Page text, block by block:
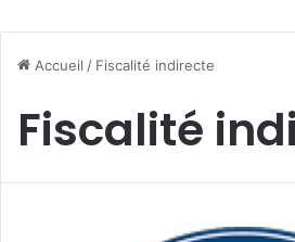
Accueil / Fiscalité indirecte
Fiscalité